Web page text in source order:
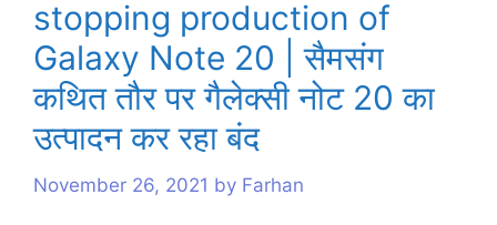
stopping production of
Galaxy Note 20 | सैमसंग
कथित तौर पर गैलेक्सी नोट 20 का
उत्पादन कर रहा बंद
November 26, 2021 by Farhan
s